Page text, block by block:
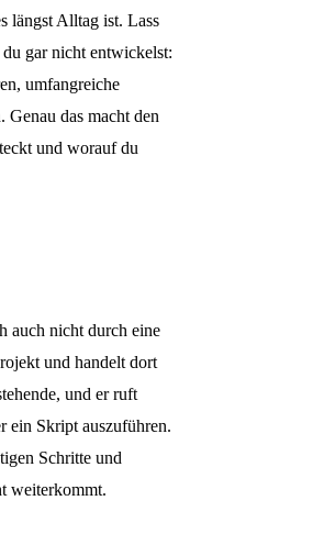
längst Alltag ist. Lass
gar nicht entwickelst:
umfangreiche
das macht den
und worauf du
auch nicht durch eine
und handelt dort
und er ruft
ein Skript auszuführen.
Schritte und
weiterkommt.